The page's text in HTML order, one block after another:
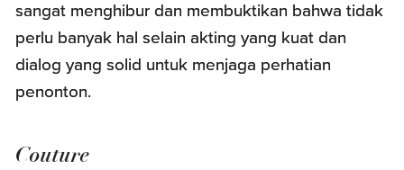
sangat menghibur dan membuktikan bahwa tidak
perlu banyak hal selain akting yang kuat dan
dialog yang solid untuk menjaga perhatian
penonton.
Couture